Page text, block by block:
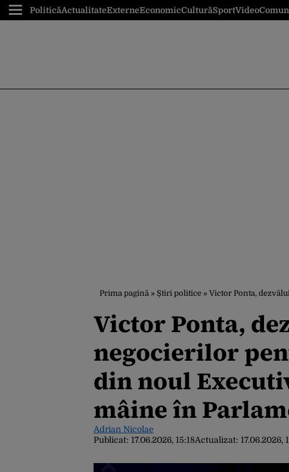
PoliticăActualitateExterneEconomicCulturăSportVideo
Prima pagină » Știri politice » Victor Ponta, dezvăluiri în
Victor Ponta,
negocierilor
din noul
mâine în
Adrian Nicolae
Publicat: 17.06.2026, 15:18Actualizat: 17.06.2026,